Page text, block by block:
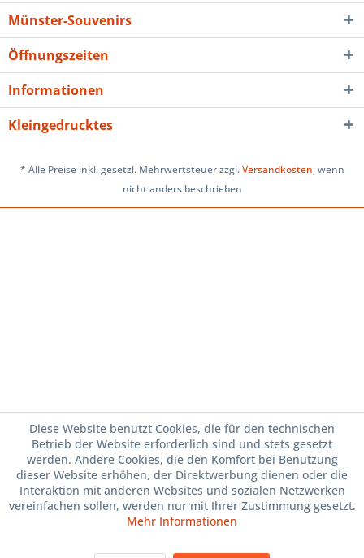
Münster-Souvenirs
Öffnungszeiten
Informationen
Kleingedrucktes
* Alle Preise inkl. gesetzl. Mehrwertsteuer zzgl.Versandkosten, wenn
nicht anders beschrieben
Diese Website benutzt Cookies, die für den technischen
Betrieb der Website erforderlich sind und stets gesetzt
werden. Andere Cookies, die den Komfort bei Benutzung
dieser Website erhöhen, der Direktwerbung dienen oder die
Interaktion mit anderen Websites und sozialen Netzwerken
vereinfachen sollen, werden nur mit Ihrer Zustimmung gesetzt.
Mehr Informationen